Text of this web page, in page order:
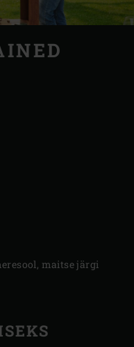
maitse järgi